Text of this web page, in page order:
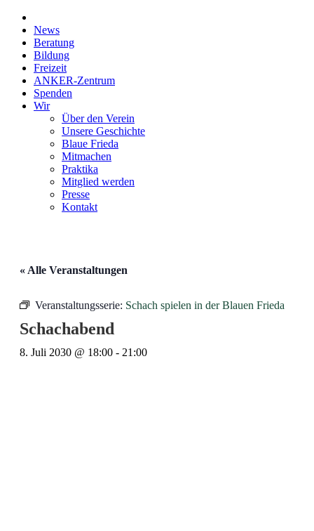
News
Beratung
Bildung
Freizeit
ANKER-Zentrum
Spenden
Wir
Über den Verein
Unsere Geschichte
Blaue Frieda
Mitmachen
Praktika
Mitglied werden
Presse
Kontakt
« Alle Veranstaltungen
Veranstaltungsserie: Schach spielen in der Blauen Frieda
Schachabend
8. Juli 2030 @ 18:00 - 21:00